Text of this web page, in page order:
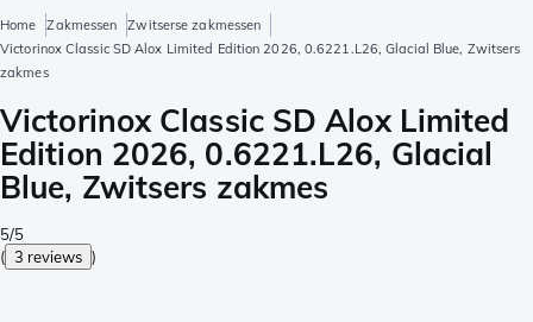
Home Zakmessen
Zwitserse zakmessen
Victorinox Classic SD Alox Limited Edition 2026, 0.6221.L26, Glacial Blue, Zwitsers
zakmes
Victorinox Classic SD Alox Limited
Edition 2026, 0.6221.L26, Glacial
Blue, Zwitsers zakmes
5/5
( 3 reviews )